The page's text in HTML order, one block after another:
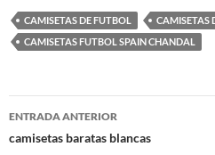
CAMISETAS DE FUTBOL
CAMISETAS
CAMISETAS FUTBOL SPAIN CHANDAL
Navegación
de
ENTRADA ANTERIOR
camisetas baratas blancas